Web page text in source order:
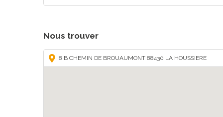
Nous trouver
8 B CHEMIN DE BROUAUMONT 88430 LA HOUSSIERE